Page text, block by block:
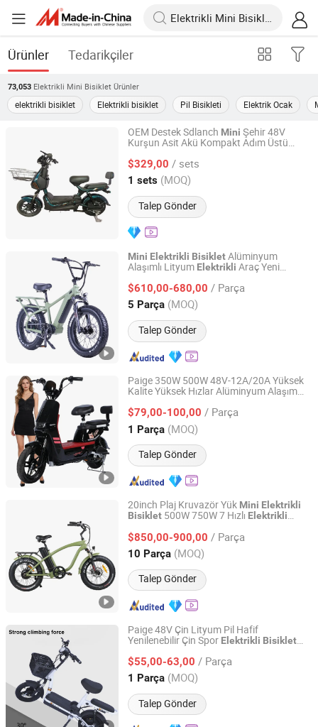
Ürünler Tedarikçiler
73,053 Elektrikli Mini Bisiklet Ürünler
elektrikli bisiklet Elektrikli bisiklet Pil Bisikleti Elektrik Ocak
OEM Destek Sdlanch Mini Şehir 48V
Kurşun Asit Akü Kompakt Adım Üstü
İçi Sürüşler Elektrikli
$329,00 / sets
1 sets (MOQ)
Talep Gönder
SDgrand Equipment Co., Ltd
Shandong, China Fiyat 2025
Mini Elektrikli BisikletAlüminyum
Alaşımlı Lityum Elektrikli Araç Yeni
ElektrikliBisiklet
$610,00-680,00 / Parça
5 Parça (MOQ)
Talep Gönder
Changzhou Merry Ebike Co., Ltd.
Jiangsu, China Fiyat 2022
Paige 350W 500W 48V-12A/20A Yüksek
Kalite Yüksek Hızlar Alüminyum Alaşım
MiniAraç
$79,00-100,00 / Parça
1 Parça (MOQ)
Talep Gönder
Qingdao Pusen Technology Co., Ltd.
Shandong, China Fiyat 2019
20inch Plaj Kruvazör Yük Mini Elektrikli
Bisiklet 500W 750W 7 Hızlı Elektrikli
$850,00-900,00 / Parça
10 Parça (MOQ)
Talep Gönder
Changzhou Merry Ebike Co., Ltd.
Jiangsu, China Fiyat 2022
Paige 48V Çin Lityum Pil Hafif
Yenilenebilir Çin Spor Elektrikli Bisiklet
ElektrikliScooter MiniElektrikli
Bisiklet
$55,00-63,00 / Parça
1 Parça (MOQ)
Talep Gönder
Qingdao Pusen Technology Co., Ltd.
Shandong, China Fiyat 2019